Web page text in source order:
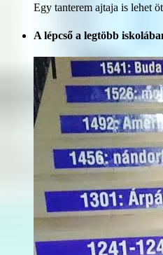
Egy tanterem ajtaja is lehet
A lépcső a legtöbb